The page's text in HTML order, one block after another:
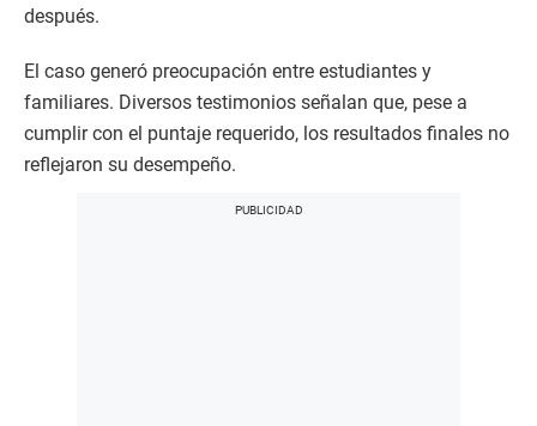
después.
El caso generó preocupación entre estudiantes y
familiares. Diversos testimonios señalan que, pese a
cumplir con el puntaje requerido, los resultados finales no
reflejaron su desempeño.